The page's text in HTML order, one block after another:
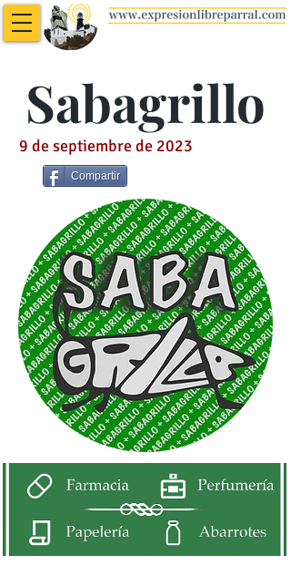
Sabagrillo
9 de septiembre de 2023
Compartir